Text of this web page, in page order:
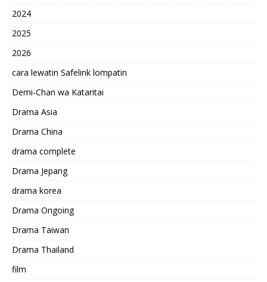
2024
2025
2026
cara lewatin Safelink lompatin
Demi-Chan wa Kataritai
Drama Asia
Drama China
drama complete
Drama Jepang
drama korea
Drama Ongoing
Drama Taiwan
Drama Thailand
film